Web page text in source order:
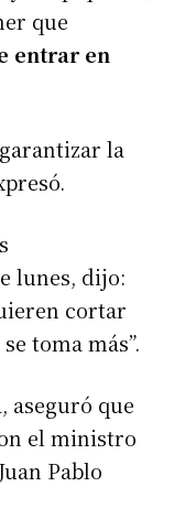
que
entrar en
la
lunes, dijo:
cortar
toma más”.
aseguró que
el ministro
Pablo